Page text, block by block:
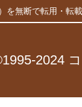
を無断で転用・転
2024